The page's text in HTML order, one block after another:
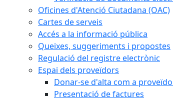
Oficines d'Atenció Ciutadana (OAC)
Cartes de serveis
Accés a la informació pública
Queixes, suggeriments i propostes
Regulació del registre electrònic
Espai dels proveïdors
Donar-se d'alta com a
Presentació de factures